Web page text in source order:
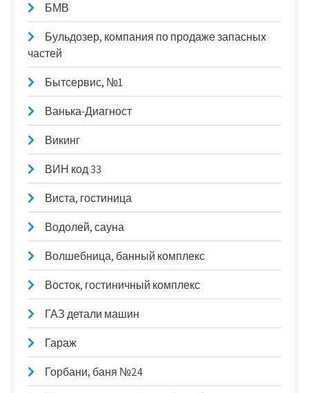
БМВ
Бульдозер, компания по продаже запасных
частей
Бытсервис, №1
Ванька-Диагност
Викинг
ВИН код 33
Виста, гостиница
Водолей, сауна
Волшебница, банный комплекс
Восток, гостиничный комплекс
ГАЗ детали машин
Гараж
Горбани, баня №24